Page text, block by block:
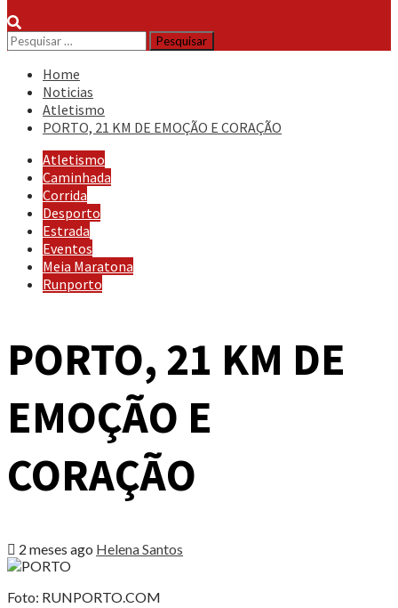
Pesquisar
por:
Home
Noticias
Atletismo
PORTO, 21 KM DE EMOÇÃO E CORAÇÃO
Atletismo
Caminhada
Corrida
Desporto
Estrada
Eventos
Meia Maratona
Runporto
PORTO, 21 KM DE
EMOÇÃO E
CORAÇÃO
2 meses ago Helena Santos
Foto: RUNPORTO.COM